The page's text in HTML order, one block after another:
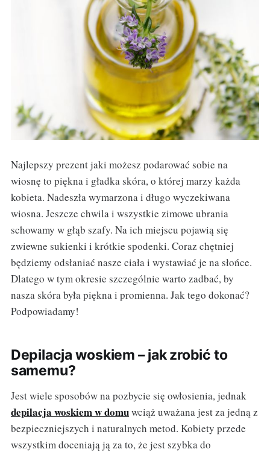
Najlepszy prezent jaki możesz podarować sobie na
wiosnę to piękna i gładka skóra, o której marzy każda
kobieta. Nadeszła wymarzona i długo wyczekiwana
wiosna. Jeszcze chwila i wszystkie zimowe ubrania
schowamy w głąb szafy. Na ich miejscu pojawią się
zwiewne sukienki i krótkie spodenki. Coraz chętniej
będziemy odsłaniać nasze ciała i wystawiać je na słońce.
Dlatego w tym okresie szczególnie warto zadbać, by
nasza skóra była piękna i promienna. Jak tego dokonać?
Podpowiadamy!
Depilacja woskiem – jak zrobić to
samemu?
Jest wiele sposobów na pozbycie się owłosienia, jednak
depilacja woskiem w domuwciąż uważana jest za jedną z
bezpieczniejszych i naturalnych metod. Kobiety przede
wszystkim doceniają ją za to, że jest szybka do